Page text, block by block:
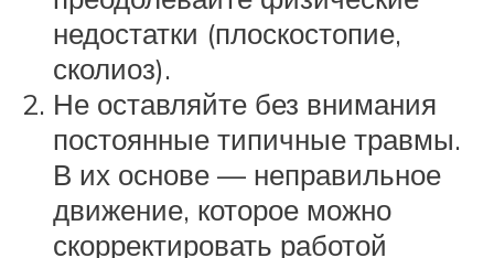
недостатки (плоскостопие,
сколиоз).
Не оставляйте без внимания
постоянные типичные травмы.
В их основе — неправильное
движение, которое можно
скорректировать работой